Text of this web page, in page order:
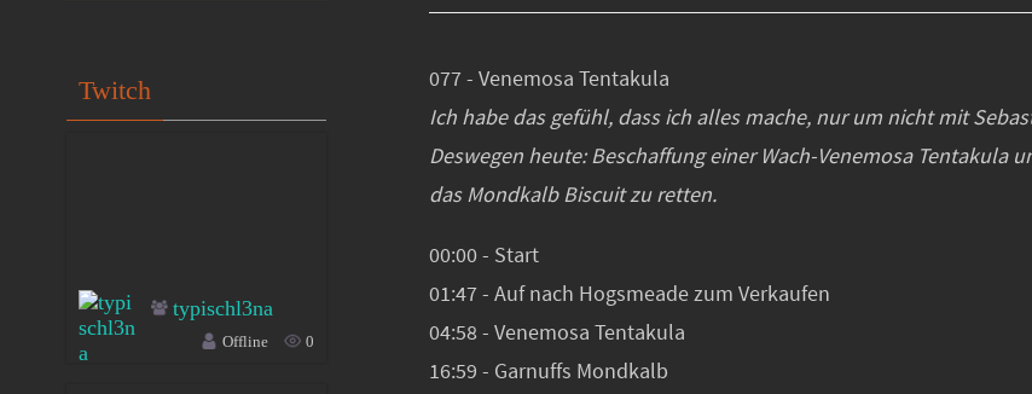
077 - Venemosa Tentakula
Ich habe das gefühl, dass ich alles mache, nur um nicht mit
Deswegen heute: Beschaffung einer Wach-Venemosa Tentakula
das Mondkalb Biscuit zu retten.
00:00 - Start
01:47 - Auf nach Hogsmeade zum Verkaufen
04:58 - Venemosa Tentakula
16:59 - Garnuffs Mondkalb
Twitch
typischl3na
Offline 0